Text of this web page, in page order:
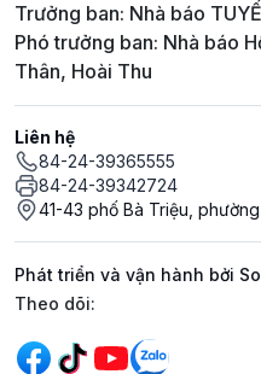
Trưởng ban: Nhà báo
Phó trưởng ban: Nhà báo
Thân, Hoài Thu
Liên hệ
84-24-39365555
84-24-39342724
41-43 phố Bà Triệu,
Phát triển và vận hành bởi
Mạng xã hội
Theo dõi: